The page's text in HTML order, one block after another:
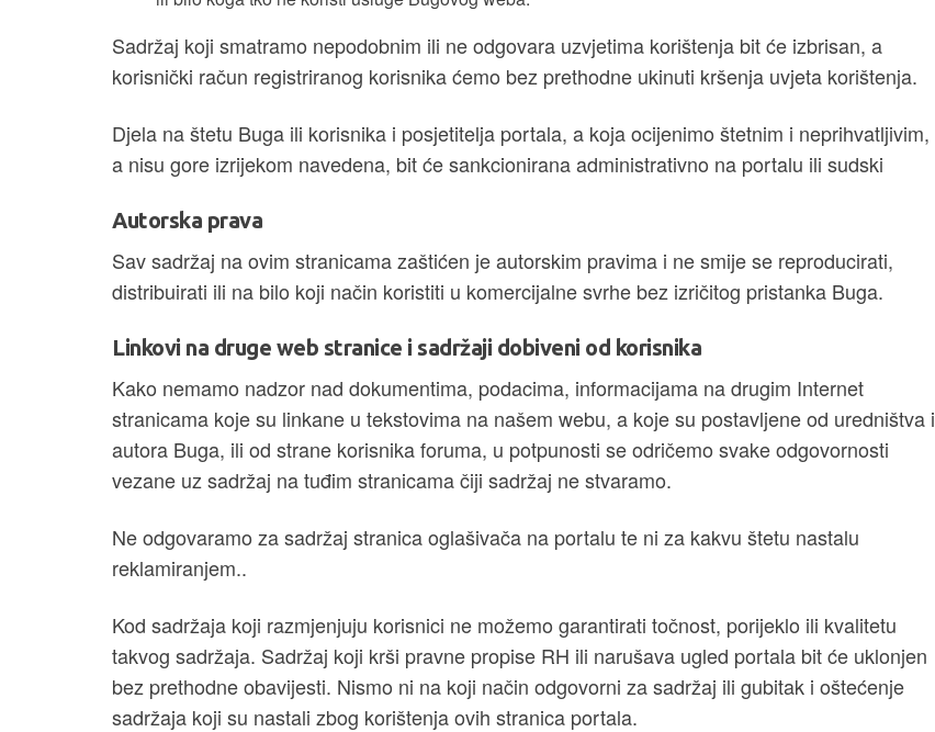
Sadržaj koji smatramo nepodobnim ili ne odgovara uzvjetima korištenja bit će izbrisan, a
korisnički račun registriranog korisnika ćemo bez prethodne ukinuti kršenja uvjeta korištenja.
Djela na štetu Buga ili korisnika i posjetitelja portala, a koja ocijenimo štetnim i neprihvatljivim,
a nisu gore izrijekom navedena, bit će sankcionirana administrativno na portalu ili sudski
Autorska prava
Sav sadržaj na ovim stranicama zaštićen je autorskim pravima i ne smije se reproducirati,
distribuirati ili na bilo koji način koristiti u komercijalne svrhe bez izričitog pristanka Buga.
Linkovi na druge web stranice i sadržaji dobiveni od korisnika
Kako nemamo nadzor nad dokumentima, podacima, informacijama na drugim Internet
stranicama koje su linkane u tekstovima na našem webu, a koje su postavljene od uredništva i
autora Buga, ili od strane korisnika foruma, u potpunosti se odričemo svake odgovornosti
vezane uz sadržaj na tuđim stranicama čiji sadržaj ne stvaramo.
Ne odgovaramo za sadržaj stranica oglašivača na portalu te ni za kakvu štetu nastalu
reklamiranjem..
Kod sadržaja koji razmjenjuju korisnici ne možemo garantirati točnost, porijeklo ili kvalitetu
takvog sadržaja. Sadržaj koji krši pravne propise RH ili narušava ugled portala bit će uklonjen
bez prethodne obavijesti. Nismo ni na koji način odgovorni za sadržaj ili gubitak i oštećenje
sadržaja koji su nastali zbog korištenja ovih stranica portala.